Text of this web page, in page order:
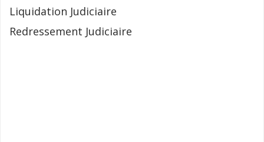
Liquidation Judiciaire
Redressement Judiciaire